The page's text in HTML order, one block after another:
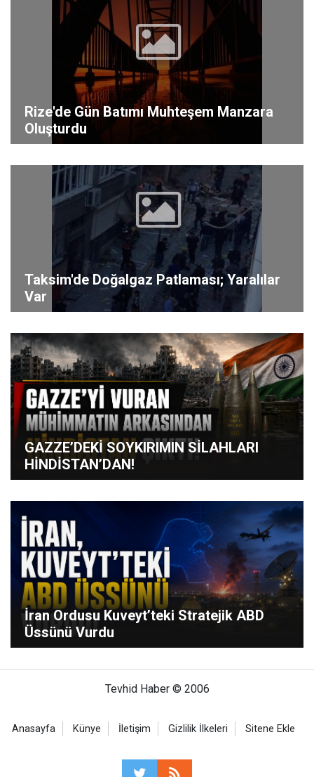
Rize'de Gün Batımı Muhteşem Manzara
Oluşturdu
Taksim'de Doğalgaz Patlaması; Yaralılar
Var
GAZZE’DEKİ SOYKIRIMIN SİLAHLARI
HİNDİSTAN’DAN!
İran Ordusu Kuveyt’teki Stratejik ABD
Üssünü Vurdu
Tevhid Haber © 2006
Anasayfa Künye İletişim Gizlilik İlkeleri Sitene Ekle